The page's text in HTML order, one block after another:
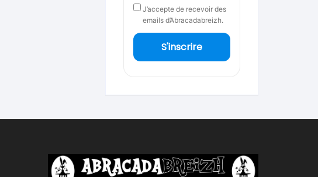
J’accepte de recevoir des
emails d’Abracadabreizh.
S'inscrire